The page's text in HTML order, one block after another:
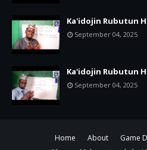
Ka'idojin Rubutun
September 04, 2025
Ka'idojin Rubutun
September 04, 2025
Home About Game